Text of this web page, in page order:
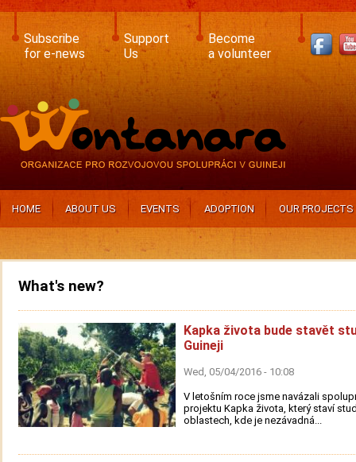
Skip
main
content
Subscribe
for e-news
Support
Us
Become
a volunteer
HOME ABOUT US EVENTS ADOPTION OUR PROJECTS
What's new?
Kapka života bude stavět
Guineji
Wed, 05/04/2016 - 10:08
V letošním roce jsme navázali
projektu Kapka života, který staví
oblastech, kde je nezávadná...